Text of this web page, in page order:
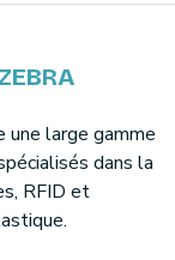
large gamme
dans la
RFID et